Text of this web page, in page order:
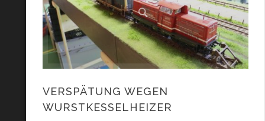
VERSPÄTUNG WEGEN
WURSTKESSELHEIZER